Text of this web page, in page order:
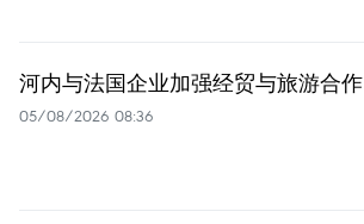
河内与法国企业加强经贸与旅游合作
05/08/2026 08:36